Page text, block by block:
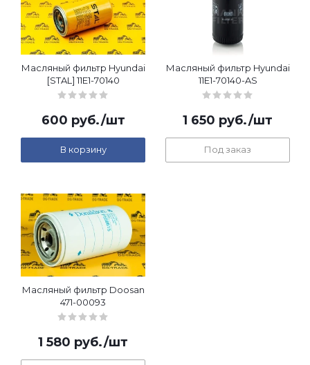
Масляный фильтр Hyundai
[STAL] 11E1-70140
600 руб./шт
В корзину
Масляный фильтр Hyundai
11E1-70140-AS
1 650 руб./шт
Под заказ
Масляный фильтр Doosan
471-00093
1 580 руб./шт